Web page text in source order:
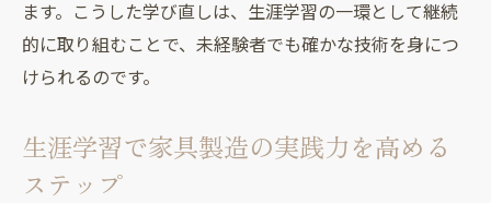
ます。こうした学び直しは、生涯学習の一環として継続
的に取り組むことで、未経験者でも確かな技術を身につ
けられるのです。
生涯学習で家具製造の実践力を高める
ステップ